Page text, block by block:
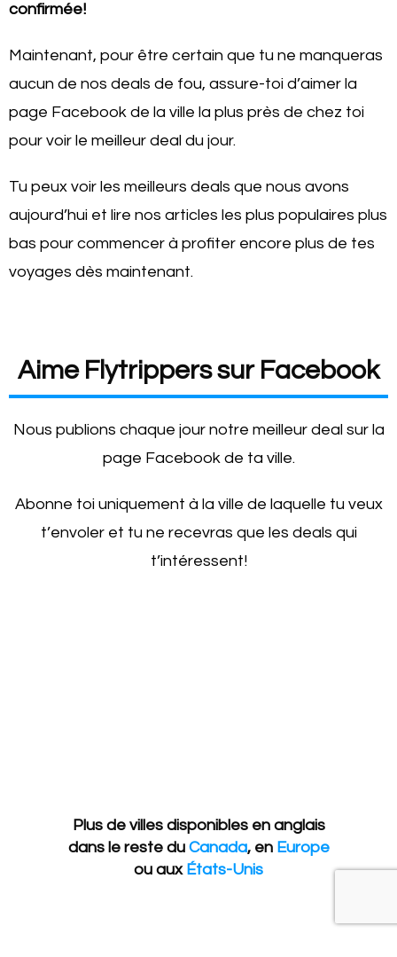
confirmée!
Maintenant, pour être certain que tu ne manqueras
aucun de nos deals de fou, assure-toi d’aimer la
page Facebook de la ville la plus près de chez toi
pour voir le meilleur deal du jour.
Tu peux voir les meilleurs deals que nous avons
aujourd’hui et lire nos articles les plus populaires plus
bas pour commencer à profiter encore plus de tes
voyages dès maintenant.
Aime Flytrippers sur Facebook
Nous publions chaque jour notre meilleur deal sur la
page Facebook de ta ville.
Abonne toi uniquement à la ville de laquelle tu veux
t’envoler et tu ne recevras que les deals qui
t’intéressent!
Plus de villes disponibles en anglais
dans le reste du Canada, en Europe
ou aux États-Unis